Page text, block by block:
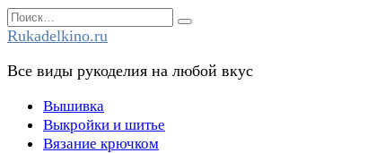
Перейти
к
Search
for:
Rukadelkino.ru
Все виды рукоделия на любой вкус
Вышивка
Выкройки и шитье
Вязание крючком